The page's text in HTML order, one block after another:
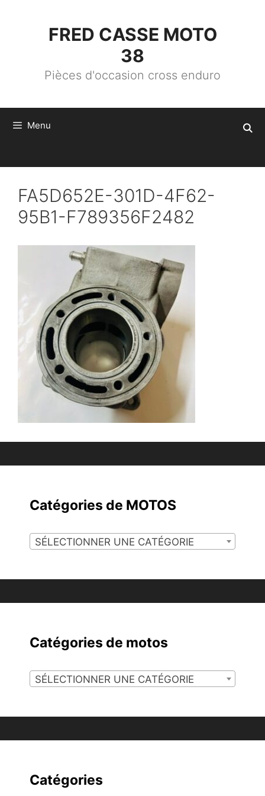
FRED CASSE MOTO
38
Pièces d'occasion cross enduro
Menu
FA5D652E-301D-4F62-
95B1-F789356F2482
Catégories de MOTOS
SÉLECTIONNER UNE CATÉGORIE
Catégories de motos
SÉLECTIONNER UNE CATÉGORIE
Catégories